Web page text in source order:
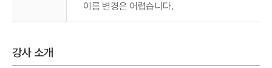
이름 변경은 어렵습니다.
강사 소개